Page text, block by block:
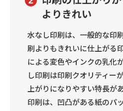
よりきれい
水なし印刷は、一般的な印
刷よりもきれいに仕上がる
による変色やインクの乳化
し印刷は印刷クオリティー
上がりになりやすい特長が
印刷は、凹凸がある紙のパ